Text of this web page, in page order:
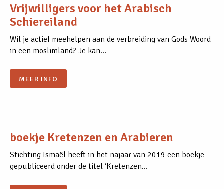
Vrijwilligers voor het Arabisch
Schiereiland
Wil je actief meehelpen aan de verbreiding van Gods Woord
in een moslimland? Je kan…
MEER INFO
boekje Kretenzen en Arabieren
Stichting Ismaël heeft in het najaar van 2019 een boekje
gepubliceerd onder de titel ‘Kretenzen…